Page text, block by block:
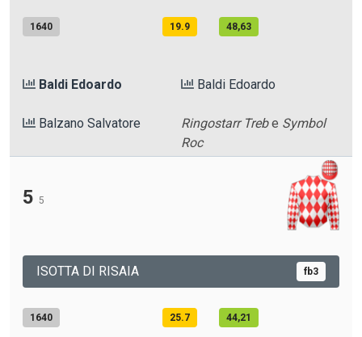
1640 19.9 48,63
Baldi Edoardo Baldi Edoardo
Balzano Salvatore Ringostarr Trebe Symbol
Roc
5 5
ISOTTA DI RISAIA fb3
1640 25.7 44,21